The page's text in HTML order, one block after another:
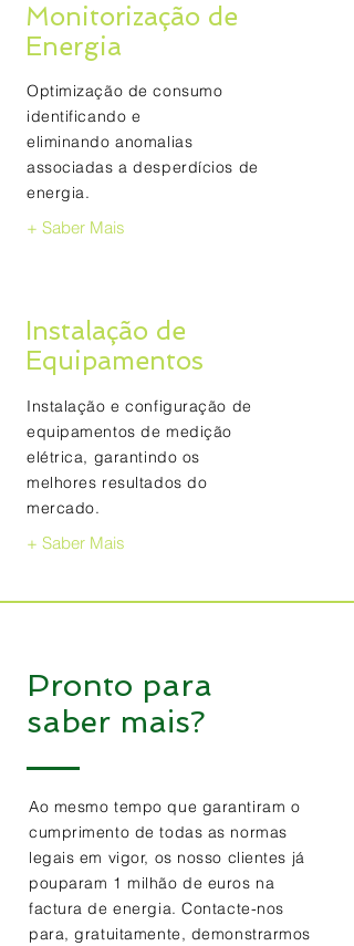
Monitorização de
Energia
Optimização de consumo
identificando e
eliminando anomalias
associadas a desperdícios de
energia.
+ Saber Mais
Instalação de
Equipamentos
Instalação e configuração de
equipamentos de medição
elétrica, garantindo os
melhores resultados do
mercado.
+ Saber Mais
Pronto para
saber mais?
Ao mesmo tempo que garantiram o
cumprimento de todas as normas
legais em vigor, os nosso clientes já
pouparam 1 milhão de euros na
factura de energia. Contacte-nos
para, gratuitamente, demonstrarmos